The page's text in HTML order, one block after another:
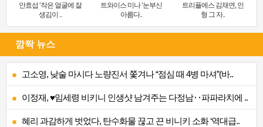
안효섭 ‘작은 얼굴에 잘
생김이 ..
트와이스 미나 ‘눈부신
아름다..
트리플에스 김채연, 인
형 그 자..
깜짝 뉴스
고소영, 낮술 마시다 노량진서 쫓겨나 “점심 때 4병 마셔”(바..
이정재, ♥임세령 비키니 인생샷 남겨주는 다정남‥파파라치에 ..
혜리 과감하게 벗었다, 탄수화물 끊고 끈 비니키 소화 ‘역대급..